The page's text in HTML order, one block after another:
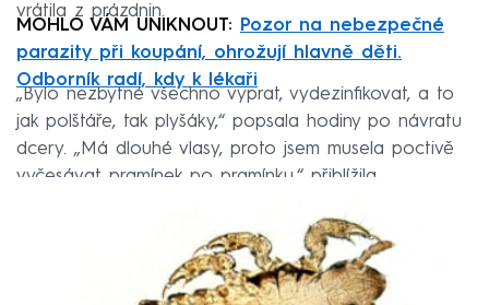
vrátila z prázdnin.
MOHLO VÁM UNIKNOUT:
Pozor na nebezpečné
parazity při koupání, ohrožují hlavně děti.
Odborník radí, kdy k lékaři
„Bylo nezbytné všechno vyprat, vydezinfikovat, a to
jak polštáře, tak plyšáky,“ popsala hodiny po návratu
dcery. „Má dlouhé vlasy, proto jsem musela poctivě
vyčesávat pramínek po pramínku,“ přiblížila.